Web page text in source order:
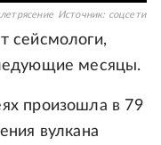
Источник: соцсети
сейсмологи,
месяцы.
произошла в 79
вулкана